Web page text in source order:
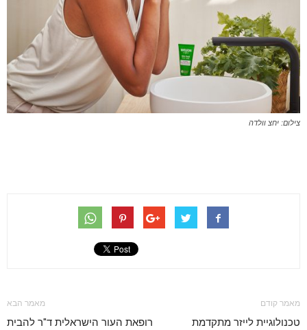
צילום: יחצ וולדה
מאמר קודם
טכנולוגיית לייזר מתקדמת
מאמר הבא
רופאת העור הישראלית ד"ר להבית